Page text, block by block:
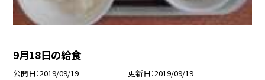
9月18日の給食
公開日 2019/09/19 更新日 2019/09/19